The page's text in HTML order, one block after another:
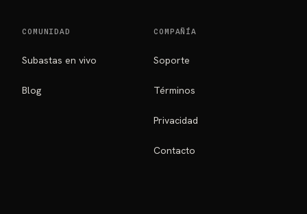
COMUNIDAD
Subastas en vivo
Blog
COMPAÑÍA
Soporte
Términos
Privacidad
Contacto